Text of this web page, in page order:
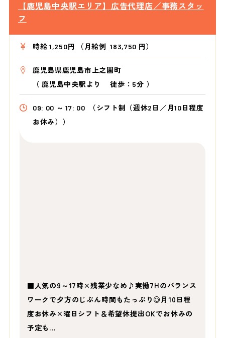
【鹿児島中央駅エリア】広告代理店／事務スタッ
フ
時給 1,250円 （月給例 183,750 円）
鹿児島県鹿児島市上之園町
（ 鹿児島中央駅より徒歩：5分 ）
09: 00 ～ 17: 00
（シフト制（週休2日／月10日程度
お休み））
■人気の9～17時×残業少なめ♪実働7Hのバランス
ワークで夕方のじぶん時間もたっぷり◎月10日程
度お休み×曜日シフト＆希望休提出OKでお休みの
予定も…